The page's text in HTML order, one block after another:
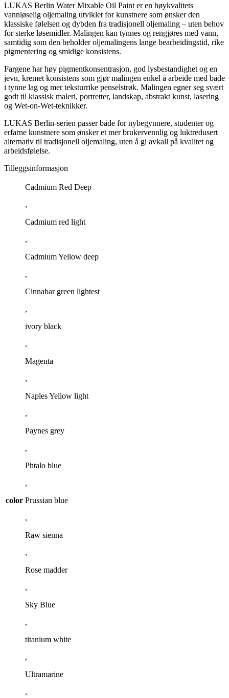
LUKAS Berlin Water Mixable Oil Paint er en høykvalitets
vannløselig oljemaling utviklet for kunstnere som ønsker den
klassiske følelsen og dybden fra tradisjonell oljemaling – uten behov
for sterke løsemidler. Malingen kan tynnes og rengjøres med vann,
samtidig som den beholder oljemalingens lange bearbeidingstid, rike
pigmentering og smidige konsistens.
Fargene har høy pigmentkonsentrasjon, god lysbestandighet og en
jevn, kremet konsistens som gjør malingen enkel å arbeide med både
i tynne lag og mer teksturrike penselstrøk. Malingen egner seg svært
godt til klassisk maleri, portretter, landskap, abstrakt kunst, lasering
og Wet-on-Wet-teknikker.
LUKAS Berlin-serien passer både for nybegynnere, studenter og
erfarne kunstnere som ønsker et mer brukervennlig og luktredusert
alternativ til tradisjonell oljemaling, uten å gi avkall på kvalitet og
arbeidsfølelse.
Tilleggsinformasjon
color
Cadmium Red Deep
,
Cadmium red light
,
Cadmium Yellow deep
,
Cinnabar green lightest
,
ivory black
,
Magenta
,
Naples Yellow light
,
Paynes grey
,
Phtalo blue
,
Prussian blue
,
Raw sienna
,
Rose madder
,
Sky Blue
,
titanium white
,
Ultramarine
,